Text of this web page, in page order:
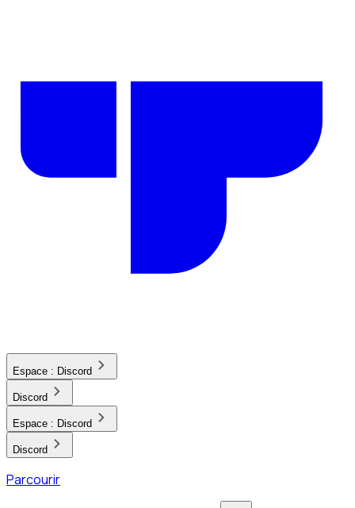
Espace : Discord
Discord
Espace : Discord
Discord
Parcourir